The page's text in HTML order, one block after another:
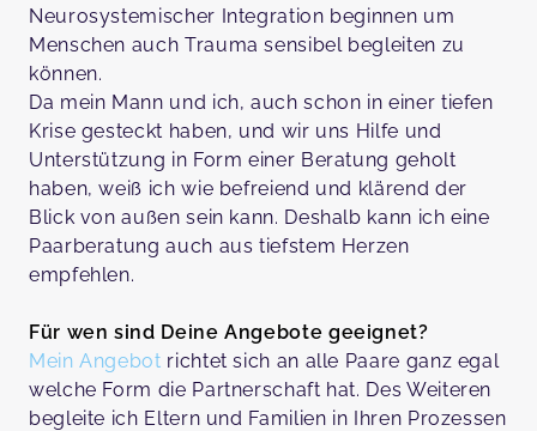
Neurosystemischer Integration beginnen um
Menschen auch Trauma sensibel begleiten zu
können.
Da mein Mann und ich, auch schon in einer tiefen
Krise gesteckt haben, und wir uns Hilfe und
Unterstützung in Form einer Beratung geholt
haben, weiß ich wie befreiend und klärend der
Blick von außen sein kann. Deshalb kann ich eine
Paarberatung auch aus tiefstem Herzen
empfehlen.
Für wen sind Deine Angebote geeignet?
Mein Angebot richtet sich an alle Paare ganz egal
welche Form die Partnerschaft hat. Des Weiteren
begleite ich Eltern und Familien in Ihren Prozessen